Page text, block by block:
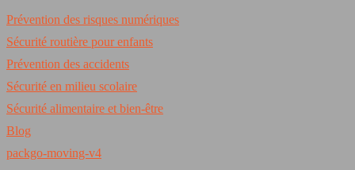
Prévention des risques numériques
Sécurité routière pour enfants
Prévention des accidents
Sécurité en milieu scolaire
Sécurité alimentaire et bien-être
Blog
packgo-moving-v4